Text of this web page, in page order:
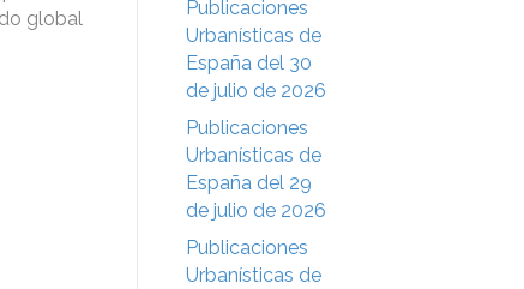
global
Publicaciones
Urbanísticas de
España del 30
de julio de 2026
Publicaciones
Urbanísticas de
España del 29
de julio de 2026
Publicaciones
Urbanísticas de